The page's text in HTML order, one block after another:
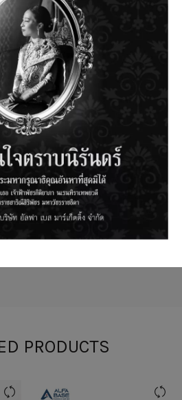
7.11 0.280
7.29 0.287
10.03
1.07 0.042
1.83 0.072
PRODUCTS